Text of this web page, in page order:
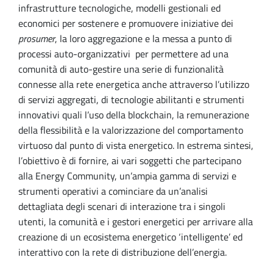
infrastrutture tecnologiche, modelli gestionali ed
economici per sostenere e promuovere iniziative dei
prosumer, la loro aggregazione e la messa a punto di
processi auto-organizzativi per permettere ad una
comunità di auto-gestire una serie di funzionalità
connesse alla rete energetica anche attraverso l’utilizzo
di servizi aggregati, di tecnologie abilitanti e strumenti
innovativi quali l’uso della blockchain, la remunerazione
della flessibilità e la valorizzazione del comportamento
virtuoso dal punto di vista energetico. In estrema sintesi,
l’obiettivo è di fornire, ai vari soggetti che partecipano
alla Energy Community, un’ampia gamma di servizi e
strumenti operativi a cominciare da un’analisi
dettagliata degli scenari di interazione tra i singoli
utenti, la comunità e i gestori energetici per arrivare alla
creazione di un ecosistema energetico ‘intelligente’ ed
interattivo con la rete di distribuzione dell’energia.